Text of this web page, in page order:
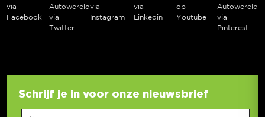
via
Facebook
Autowereld
via
Twitter
via
Instagram
via
Linkedin
op
Youtube
Autowereld
via
Pinterest
Schrijf je in voor onze nieuwsbrief